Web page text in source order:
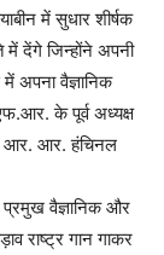
में सुधार शीर्षक
देंगे जिन्होंने अपनी
अपना वैज्ञानिक
के पूर्व अध्यक्ष
आर. आर. हंचिनल
प्रमुख वैज्ञानिक और
राष्ट्र गान गाकर